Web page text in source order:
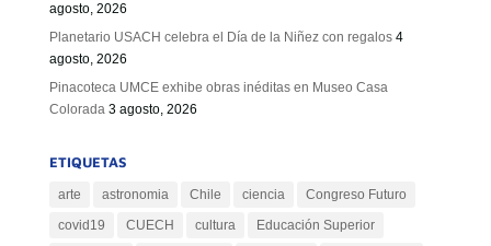
agosto, 2026
Planetario USACH celebra el Día de la Niñez con regalos 4
agosto, 2026
Pinacoteca UMCE exhibe obras inéditas en Museo Casa
Colorada 3 agosto, 2026
ETIQUETAS
arte astronomia Chile ciencia
Congreso Futuro
covid19
CUECH cultura
Educación Superior